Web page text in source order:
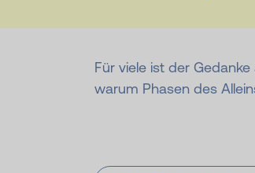
Für viele ist der
warum Phasen des